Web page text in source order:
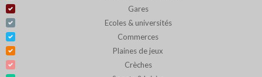
Gares
Ecoles & universités
Commerces
Plaines de jeux
Crèches